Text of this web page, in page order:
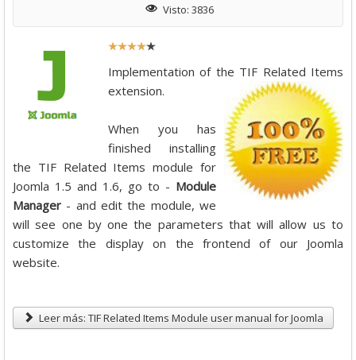
Libros
Foro
Visto: 3836
Implementation of the TIF Related Items
extension.
When you has
finished installing
the TIF Related Items module for
Joomla 1.5 and 1.6, go to - Module
Manager - and edit the module, we
will see one by one the parameters that will allow us to
customize the display on the frontend of our Joomla
website.
Leer más: TIF Related Items Module user manual for Joomla